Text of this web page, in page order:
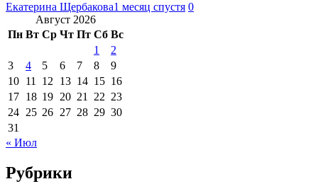
Екатерина Щербакова1 месяц спустя 0
Август 2026
Пн Вт Ср Чт Пт Сб Вс
1
2
3
4 5 6 7 8
9
10 11 12 13 14 15 16
17 18 19 20 21 22 23
24 25 26 27 28 29 30
31
« Июл
Рубрики